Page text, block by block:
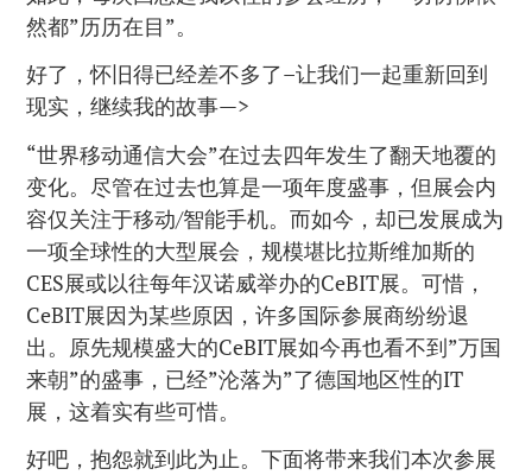
然都”历历在目”。
好了，怀旧得已经差不多了–让我们一起重新回到
现实，继续我的故事—>
“世界移动通信大会”在过去四年发生了翻天地覆的
变化。尽管在过去也算是一项年度盛事，但展会内
容仅关注于移动/智能手机。而如今，却已发展成为
一项全球性的大型展会，规模堪比拉斯维加斯的
CES展或以往每年汉诺威举办的CeBIT展。可惜，
CeBIT展因为某些原因，许多国际参展商纷纷退
出。原先规模盛大的CeBIT展如今再也看不到”万国
来朝”的盛事，已经”沦落为”了德国地区性的IT
展，这着实有些可惜。
好吧，抱怨就到此为止。下面将带来我们本次参展